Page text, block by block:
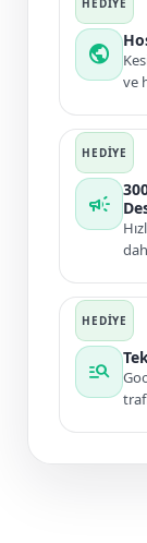
public
ve
campaign
manage_search